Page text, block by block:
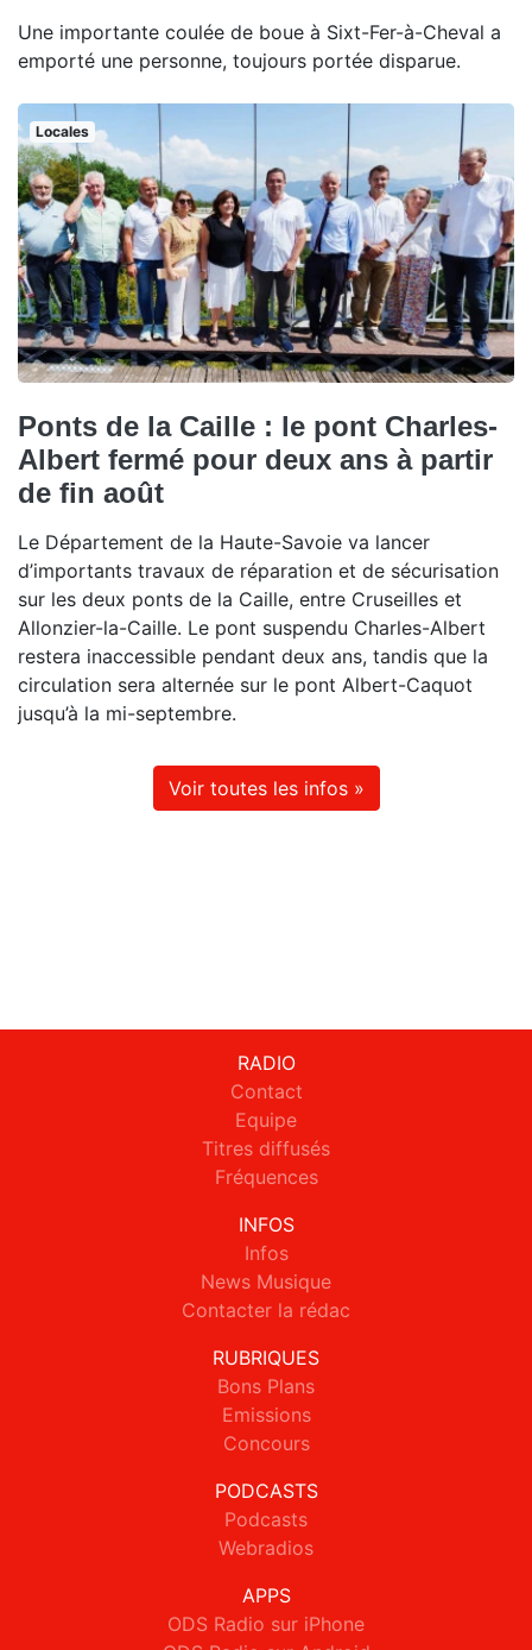
Une importante coulée de boue à Sixt-Fer-à-Cheval a
emporté une personne, toujours portée disparue.
Locales
Ponts de la Caille : le pont Charles-
Albert fermé pour deux ans à partir
de fin août
Le Département de la Haute-Savoie va lancer
d’importants travaux de réparation et de sécurisation
sur les deux ponts de la Caille, entre Cruseilles et
Allonzier-la-Caille. Le pont suspendu Charles-Albert
restera inaccessible pendant deux ans, tandis que la
circulation sera alternée sur le pont Albert-Caquot
jusqu’à la mi-septembre.
Voir toutes les infos »
RADIO
Contact
Equipe
Titres diffusés
Fréquences
INFOS
Infos
News Musique
Contacter la rédac
RUBRIQUES
Bons Plans
Emissions
Concours
PODCASTS
Podcasts
Webradios
APPS
ODS Radio sur iPhone